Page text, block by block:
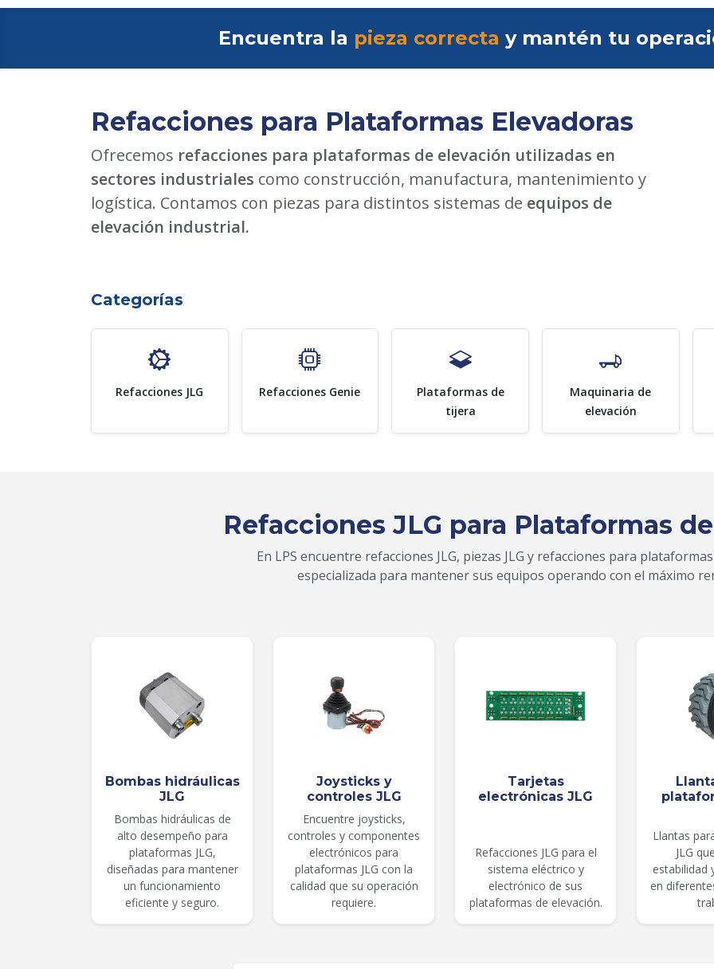
Encuentra la pieza correcta y mantén tu
Refacciones para Plataformas Elevadoras
Ofrecemos refacciones para plataformas de elevación utilizadas en
sectores industriales como construcción, manufactura, mantenimiento y
logística. Contamos con piezas para distintos sistemas de equipos de
elevación industrial.
Categorías
Refacciones JLG Refacciones Genie
Plataformas de
tijera
Maquinaria de
elevación
Refacciones JLG para Plataformas
En LPS encuentre refacciones JLG, piezas JLG y refacciones para
especializada para mantener sus equipos operando con el máximo
Bombas hidráulicas
JLG
Bombas hidráulicas de
alto desempeño para
plataformas JLG,
diseñadas para mantener
un funcionamiento
eficiente y seguro.
Joysticks y
controles JLG
Encuentre joysticks,
controles y componentes
electrónicos para
plataformas JLG con la
calidad que su operación
requiere.
Tarjetas
electrónicas JLG
Refacciones JLG para el
sistema eléctrico y
electrónico de sus
plataformas de elevación.
Llantas
JLG
estabilidad
en